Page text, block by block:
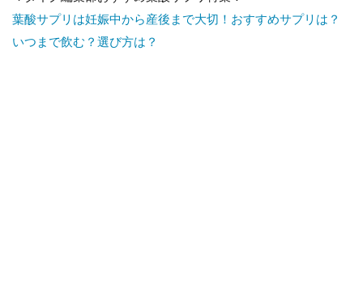
葉酸サプリは妊娠中から産後まで大切！おすすめサプリは？
いつまで飲む？選び方は？